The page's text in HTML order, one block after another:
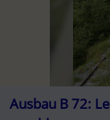
Ausbau B 72: